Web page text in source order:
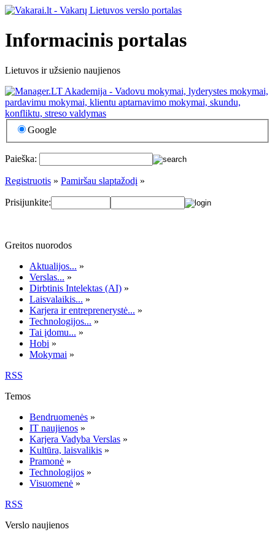
Informacinis portalas
Lietuvos ir užsienio naujienos
Google
Paieška:
Registruotis » Pamiršau slaptažodį »
Prisijunkite:
Greitos nuorodos
Aktualijos... »
Verslas... »
Dirbtinis Intelektas (AI) »
Laisvalaikis... »
Karjera ir entreprenerystė... »
Technologijos... »
Tai įdomu... »
Hobi »
Mokymai »
RSS
Temos
Bendruomenės »
IT naujienos »
Karjera Vadyba Verslas »
Kultūra, laisvalikis »
Pramonė »
Technologijos »
Visuomenė »
RSS
Verslo naujienos